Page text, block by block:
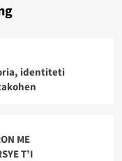
identiteti
ME
T’I